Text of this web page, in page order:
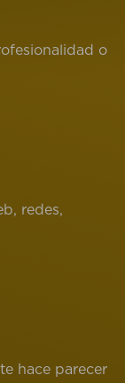
o
redes,
hace parecer